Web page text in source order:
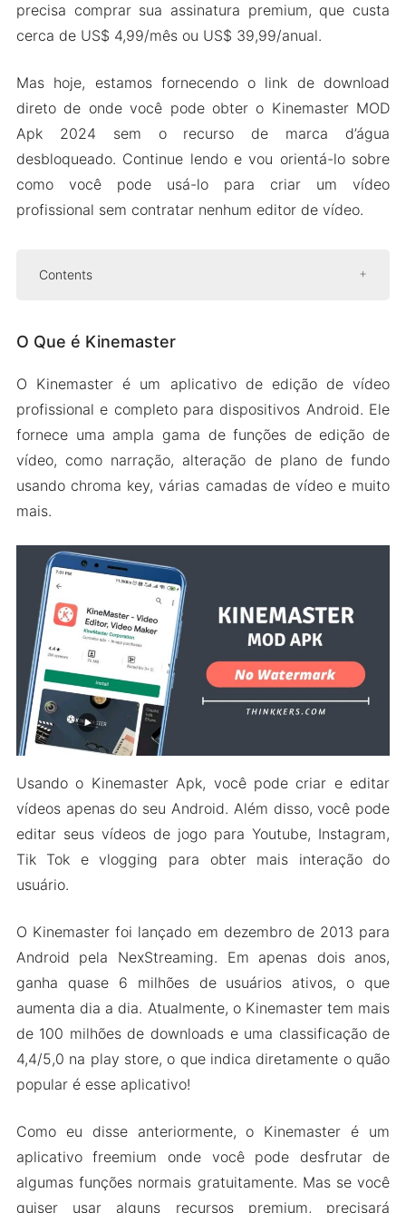
precisa comprar sua assinatura premium, que custa
cerca de US$ 4,99/mês ou US$ 39,99/anual.
Mas hoje, estamos fornecendo o link de download
direto de onde você pode obter o Kinemaster MOD
Apk 2024 sem o recurso de marca d’água
desbloqueado. Continue lendo e vou orientá-lo sobre
como você pode usá-lo para criar um vídeo
profissional sem contratar nenhum editor de vídeo.
Contents
O Que é o Kinemaster MOD Apk
Diferentes Tipos de Kinemaster Mods
Kinemaster Gold MOD Apk
Kinemaster Diamond MOD Apk
Recursos do Kinemaster MOD Apk
Desbloqueado Em Várias Camadas
Chroma Key Desbloqueado
Sem Marca D’água
Qualidade De Exportação De Alta
Resolução
Mais Alguns Recursos
Como Baixar e Instalar o Kinemaster Pro MOD
Apk no Android
Tutorial do Kinemaster Pro
Embrulhando-o
O Que é Kinemaster
O Kinemaster é um aplicativo de edição de vídeo
profissional e completo para dispositivos Android. Ele
fornece uma ampla gama de funções de edição de
vídeo, como narração, alteração de plano de fundo
usando chroma key, várias camadas de vídeo e muito
mais.
Usando o Kinemaster Apk, você pode criar e editar
vídeos apenas do seu Android. Além disso, você pode
editar seus vídeos de jogo para Youtube, Instagram,
Tik Tok e vlogging para obter mais interação do
usuário.
O Kinemaster foi lançado em dezembro de 2013 para
Android pela NexStreaming. Em apenas dois anos,
ganha quase 6 milhões de usuários ativos, o que
aumenta dia a dia. Atualmente, o Kinemaster tem mais
de 100 milhões de downloads e uma classificação de
4,4/5,0 na play store, o que indica diretamente o quão
popular é esse aplicativo!
Como eu disse anteriormente, o Kinemaster é um
aplicativo freemium onde você pode desfrutar de
algumas funções normais gratuitamente. Mas se você
quiser usar alguns recursos premium, precisará